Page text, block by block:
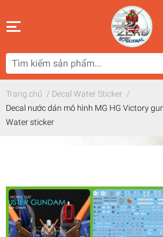
Trang chủ / Decal Water Sticker /
Decal nước dán mô hình MG HG Victory
Water sticker